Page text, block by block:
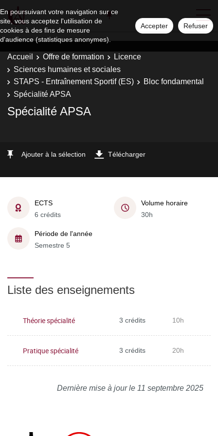
En poursuivant votre navigation sur ce
site, vous acceptez l'utilisation de
cookies à des fins de mesure
d'audience (statistiques anonymes).
Accepter Refuser
Accueil Offre de formation
Licence
Sciences humaines et sociales
STAPS - Entraînement Sportif (ES)
Bloc fondamental
Spécialité APSA
Spécialité APSA
Ajouter à la sélection Télécharger
ECTS
6 crédits
Volume horaire
30h
Période de l'année
Semestre 5
Liste des enseignements
Théorie spécialité 3 crédits 10h
Pratique spécialité 3 crédits 20h
Dernière mise à jour le 11 septembre 2025